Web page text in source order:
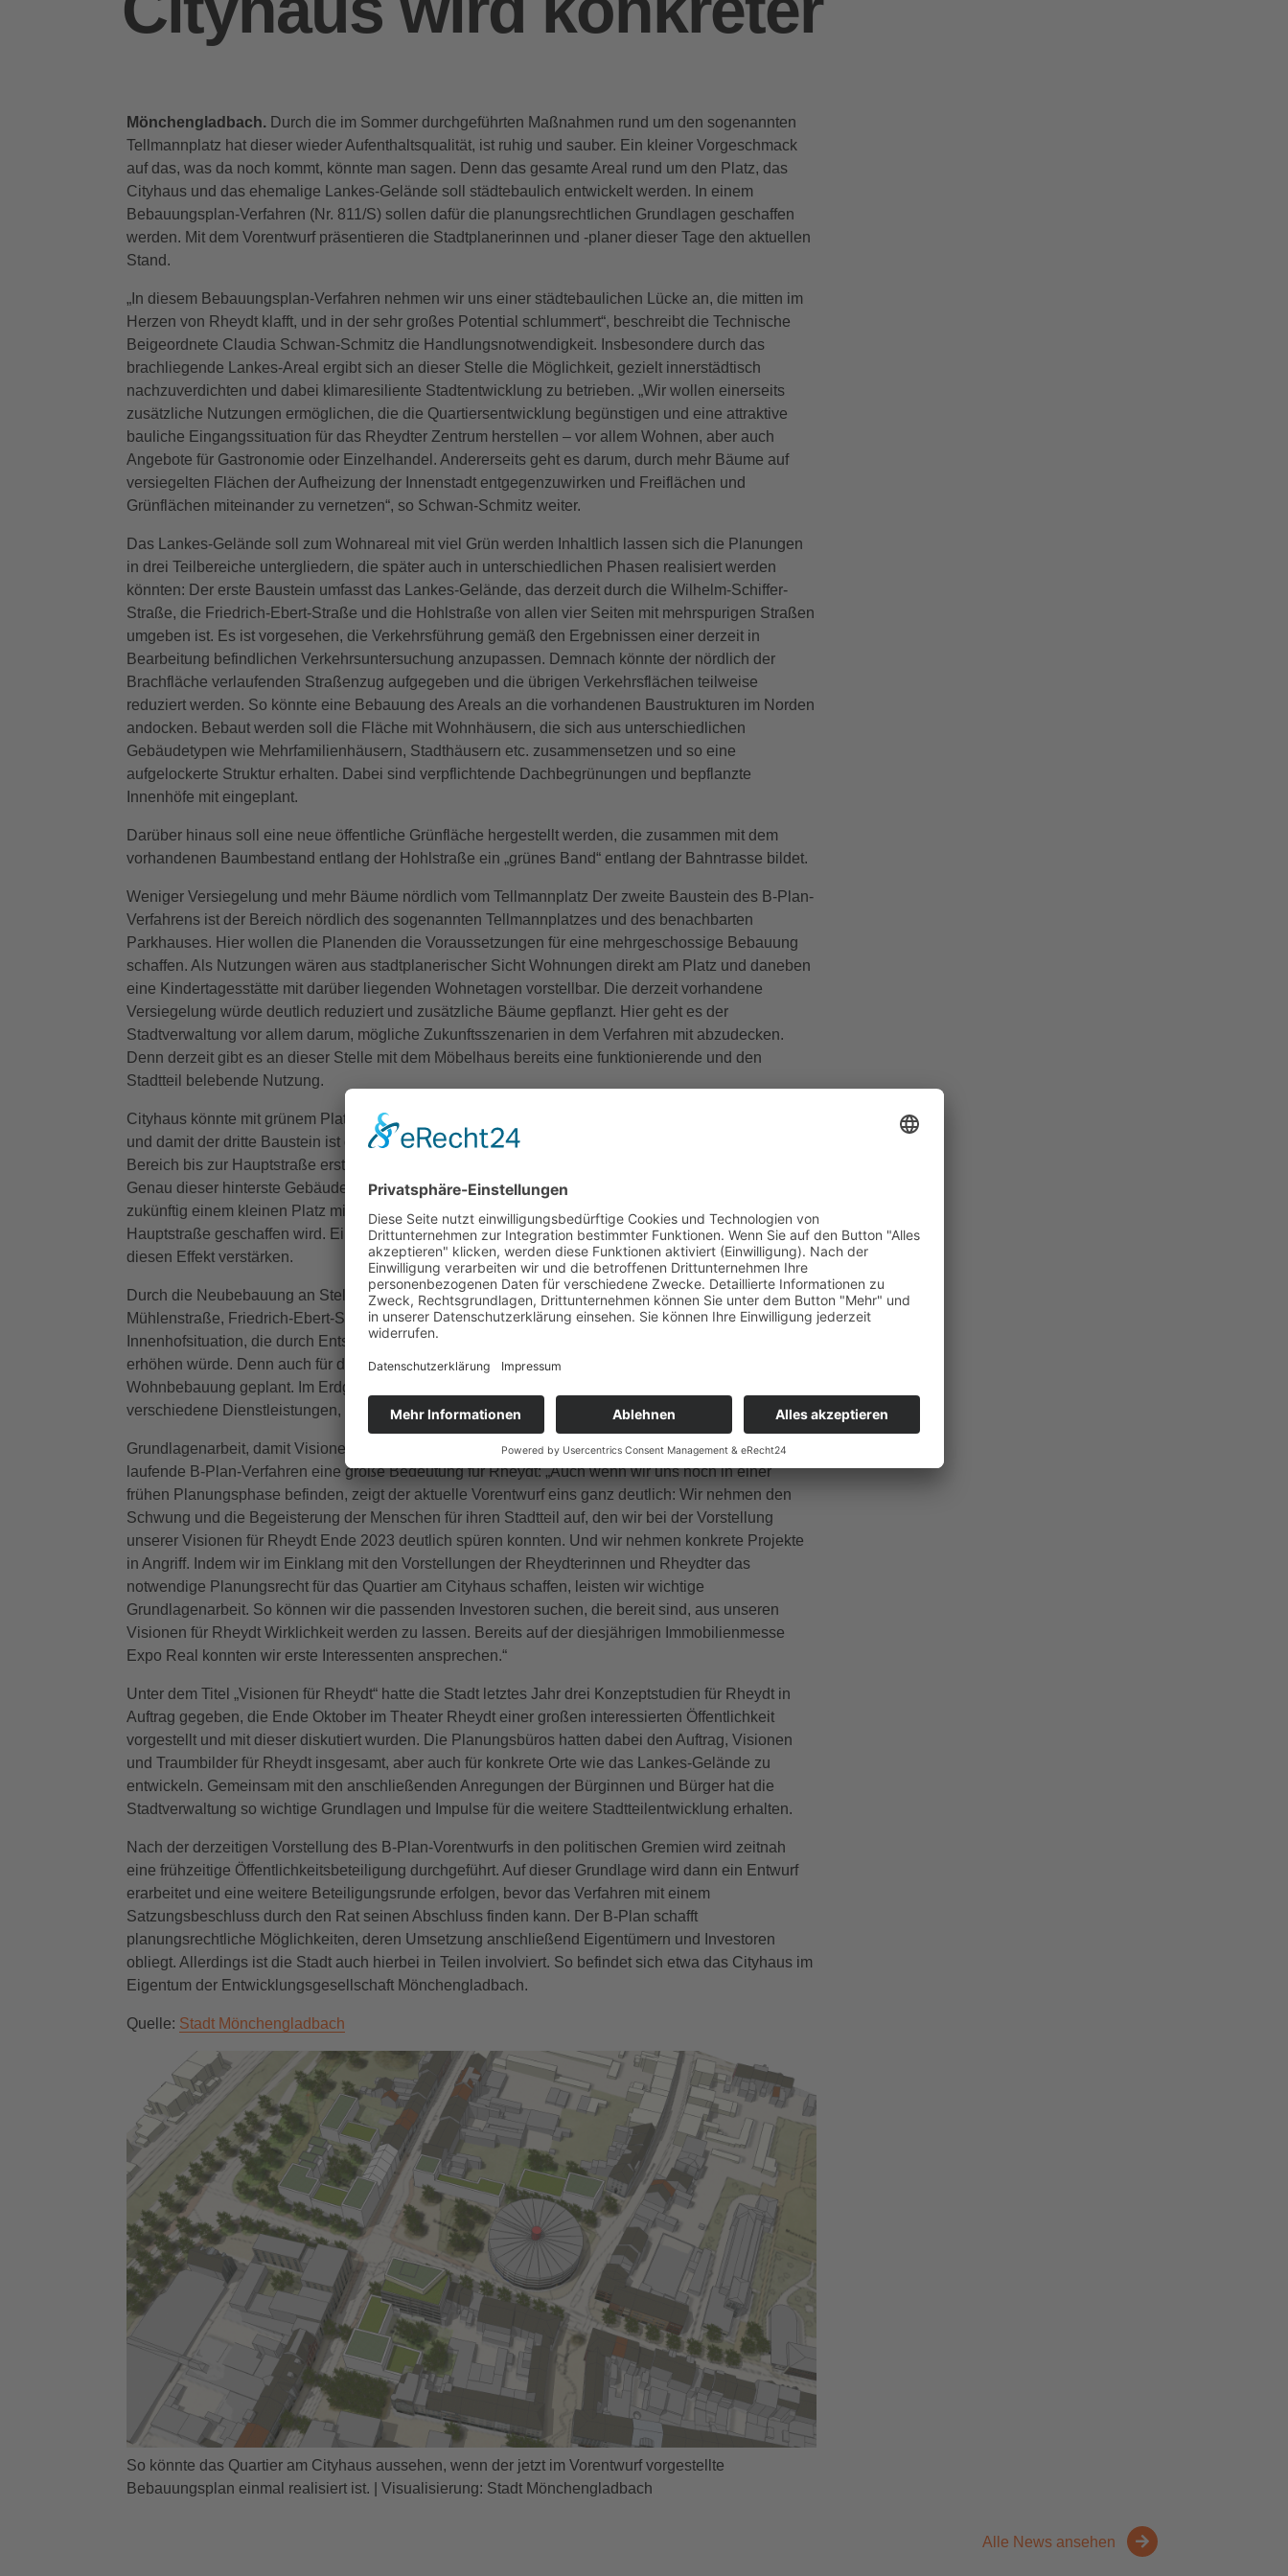
Mönchengladbach. Durch die im Sommer durchgeführten Maßnahmen rund um den sogenannten
Tellmannplatz hat dieser wieder Aufenthaltsqualität, ist ruhig und sauber. Ein kleiner Vorgeschmack
auf das, was da noch kommt, könnte man sagen. Denn das gesamte Areal rund um den Platz, das
Cityhaus und das ehemalige Lankes-Gelände soll städtebaulich entwickelt werden. In einem
Bebauungsplan-Verfahren (Nr. 811/S) sollen dafür die planungsrechtlichen Grundlagen geschaffen
werden. Mit dem Vorentwurf präsentieren die Stadtplanerinnen und -planer dieser Tage den aktuellen
Stand.
„In diesem Bebauungsplan-Verfahren nehmen wir uns einer städtebaulichen Lücke an, die mitten im
Herzen von Rheydt klafft, und in der sehr großes Potential schlummert“, beschreibt die Technische
Beigeordnete Claudia Schwan-Schmitz die Handlungsnotwendigkeit. Insbesondere durch das
brachliegende Lankes-Areal ergibt sich an dieser Stelle die Möglichkeit, gezielt innerstädtisch
nachzuverdichten und dabei klimaresiliente Stadtentwicklung zu betrieben. „Wir wollen einerseits
zusätzliche Nutzungen ermöglichen, die die Quartiersentwicklung begünstigen und eine attraktive
bauliche Eingangssituation für das Rheydter Zentrum herstellen – vor allem Wohnen, aber auch
Angebote für Gastronomie oder Einzelhandel. Andererseits geht es darum, durch mehr Bäume auf
versiegelten Flächen der Aufheizung der Innenstadt entgegenzuwirken und Freiflächen und
Grünflächen miteinander zu vernetzen“, so Schwan-Schmitz weiter.
Das Lankes-Gelände soll zum Wohnareal mit viel Grün werden Inhaltlich lassen sich die Planungen
in drei Teilbereiche untergliedern, die später auch in unterschiedlichen Phasen realisiert werden
könnten: Der erste Baustein umfasst das Lankes-Gelände, das derzeit durch die Wilhelm-Schiffer-
Straße, die Friedrich-Ebert-Straße und die Hohlstraße von allen vier Seiten mit mehrspurigen Straßen
umgeben ist. Es ist vorgesehen, die Verkehrsführung gemäß den Ergebnissen einer derzeit in
Bearbeitung befindlichen Verkehrsuntersuchung anzupassen. Demnach könnte der nördlich der
Brachfläche verlaufenden Straßenzug aufgegeben und die übrigen Verkehrsflächen teilweise
reduziert werden. So könnte eine Bebauung des Areals an die vorhandenen Baustrukturen im Norden
andocken. Bebaut werden soll die Fläche mit Wohnhäusern, die sich aus unterschiedlichen
Gebäudetypen wie Mehrfamilienhäusern, Stadthäusern etc. zusammensetzen und so eine
aufgelockerte Struktur erhalten. Dabei sind verpflichtende Dachbegrünungen und bepflanzte
Innenhöfe mit eingeplant.
Darüber hinaus soll eine neue öffentliche Grünfläche hergestellt werden, die zusammen mit dem
vorhandenen Baumbestand entlang der Hohlstraße ein „grünes Band“ entlang der Bahntrasse bildet.
Weniger Versiegelung und mehr Bäume nördlich vom Tellmannplatz Der zweite Baustein des B-Plan-
Verfahrens ist der Bereich nördlich des sogenannten Tellmannplatzes und des benachbarten
Parkhauses. Hier wollen die Planenden die Voraussetzungen für eine mehrgeschossige Bebauung
schaffen. Als Nutzungen wären aus stadtplanerischer Sicht Wohnungen direkt am Platz und daneben
eine Kindertagesstätte mit darüber liegenden Wohnetagen vorstellbar. Die derzeit vorhandene
Versiegelung würde deutlich reduziert und zusätzliche Bäume gepflanzt. Hier geht es der
Stadtverwaltung vor allem darum, mögliche Zukunftsszenarien in dem Verfahren mit abzudecken.
Denn derzeit gibt es an dieser Stelle mit dem Möbelhaus bereits eine funktionierende und den
Stadtteil belebende Nutzung.
Cityhaus könnte mit grünem Platz Entree zur Hauptstraße schaffen Mit eingebunden in die Planungen
und damit der dritte Baustein ist das Cityhaus, das sich als Hochhaus präsentiert und im rückwärtigen
Bereich bis zur Hauptstraße erstreckt. Dort war als letzte Nutzung bis Ende 2023 der Rollmarkt.
Genau dieser hinterste Gebäudeteil an der Hauptstraße soll gemäß dem aktuellen Planungsstand
zukünftig einem kleinen Platz mit Bäumen weichen, sodass hier eine würdige Eingangssituation zur
Hauptstraße geschaffen wird. Eine gastronomische Nutzung des Gebäudeteils am Platz könnte
diesen Effekt verstärken.
Durch die Neubebauung an Stelle des ehemaligen Rollmarktes wird der Block zwischen
Mühlenstraße, Friedrich-Ebert-Straße und Hauptstraße geschlossen. Dadurch entstünde eine
Innenhofsituation, die durch Entsiegelung und Bepflanzung die Wohnqualität an diesem Standort
erhöhen würde. Denn auch für das Cityhaus ist, insbesondere in den Obergeschossen, eine
Wohnbebauung geplant. Im Erdgeschoss sollen hingegen die schon benannte Gastronomie und
verschiedene Dienstleistungen, aber auch Wohnungen im Hochparterre entstehen.
Grundlagenarbeit, damit Visionen Wirklichkeit werden Für Oberbürgermeister Felix Heinrichs hat das
laufende B-Plan-Verfahren eine große Bedeutung für Rheydt: „Auch wenn wir uns noch in einer
frühen Planungsphase befinden, zeigt der aktuelle Vorentwurf eins ganz deutlich: Wir nehmen den
Schwung und die Begeisterung der Menschen für ihren Stadtteil auf, den wir bei der Vorstellung
unserer Visionen für Rheydt Ende 2023 deutlich spüren konnten. Und wir nehmen konkrete Projekte
in Angriff. Indem wir im Einklang mit den Vorstellungen der Rheydterinnen und Rheydter das
notwendige Planungsrecht für das Quartier am Cityhaus schaffen, leisten wir wichtige
Grundlagenarbeit. So können wir die passenden Investoren suchen, die bereit sind, aus unseren
Visionen für Rheydt Wirklichkeit werden zu lassen. Bereits auf der diesjährigen Immobilienmesse
Expo Real konnten wir erste Interessenten ansprechen.“
Unter dem Titel „Visionen für Rheydt“ hatte die Stadt letztes Jahr drei Konzeptstudien für Rheydt in
Auftrag gegeben, die Ende Oktober im Theater Rheydt einer großen interessierten Öffentlichkeit
vorgestellt und mit dieser diskutiert wurden. Die Planungsbüros hatten dabei den Auftrag, Visionen
und Traumbilder für Rheydt insgesamt, aber auch für konkrete Orte wie das Lankes-Gelände zu
entwickeln. Gemeinsam mit den anschließenden Anregungen der Bürginnen und Bürger hat die
Stadtverwaltung so wichtige Grundlagen und Impulse für die weitere Stadtteilentwicklung erhalten.
Nach der derzeitigen Vorstellung des B-Plan-Vorentwurfs in den politischen Gremien wird zeitnah
eine frühzeitige Öffentlichkeitsbeteiligung durchgeführt. Auf dieser Grundlage wird dann ein Entwurf
erarbeitet und eine weitere Beteiligungsrunde erfolgen, bevor das Verfahren mit einem
Satzungsbeschluss durch den Rat seinen Abschluss finden kann. Der B-Plan schafft
planungsrechtliche Möglichkeiten, deren Umsetzung anschließend Eigentümern und Investoren
obliegt. Allerdings ist die Stadt auch hierbei in Teilen involviert. So befindet sich etwa das Cityhaus im
Eigentum der Entwicklungsgesellschaft Mönchengladbach.
Quelle: Stadt Mönchengladbach
So könnte das Quartier am Cityhaus aussehen, wenn der jetzt im Vorentwurf vorgestellte
Bebauungsplan einmal realisiert ist. | Visualisierung: Stadt Mönchengladbach
Alle News ansehen